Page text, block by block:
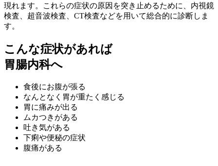
現れます。これらの症状の原因を突き止めるために、内視鏡
検査、超音波検査、CT検査などを用いて総合的に診断しま
す。
こんな症状があれば
胃腸内科へ
食後にお腹が張る
なんとなく胃が重たく感じる
胃に痛みが出る
ムカつきがある
吐き気がある
下痢や便秘の症状
腹痛がある